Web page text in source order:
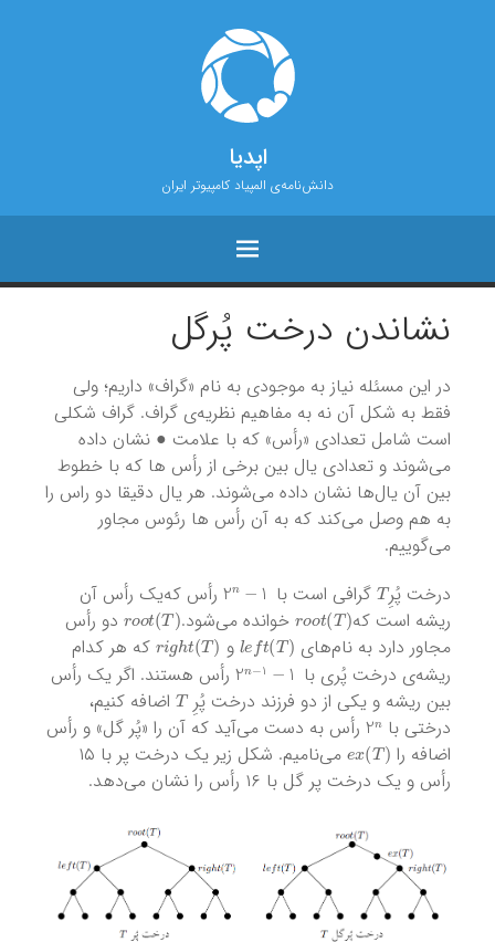
اپدیا
دانش‌نامه‌ی المپیاد کامپیوتر ایران
نشاندن درخت پُرگل
در این مسئله نیاز به موجودی به نام «گراف» داریم؛ ولی
فقط به شکل آن نه به مفاهیم نظریه‌ی گراف. گراف شکلی
است شامل تعدادی «رأس» که با علامت ● نشان داده
می‌شوند و تعدادی یال بین برخی از رأس ها که با خطوط
بین آن یال‌ها نشان داده می‌شوند. هر یال دقیقا دو راس را
به هم وصل می‌کند که به آن رأس ها رئوس مجاور
می‌گوییم.
درخت پُرِT گرافی است با 2n 1
رأس که‌یک رأس آن
ریشه است که
root(T) خوانده می‌شود. ro ot(T)
دو رأس
مجاور دارد به نام‌های
left(T) و rig ht(T)
که هر کدام
ریشه‌ی درخت پُری با
2n−1 1
رأس هستند. اگر یک رأس
بین ریشه و یکی از دو فرزند درخت پُرِT اضافه کنیم،
درختی با 2n رأس به دست می‌آید که آن را «پُر گل» و رأس
اضافه را
ex (T)
می‌نامیم. شکل زیر یک درخت پر با ۱۵
رأس و یک درخت پر گل با ۱۶ رأس را نشان می‌دهد.